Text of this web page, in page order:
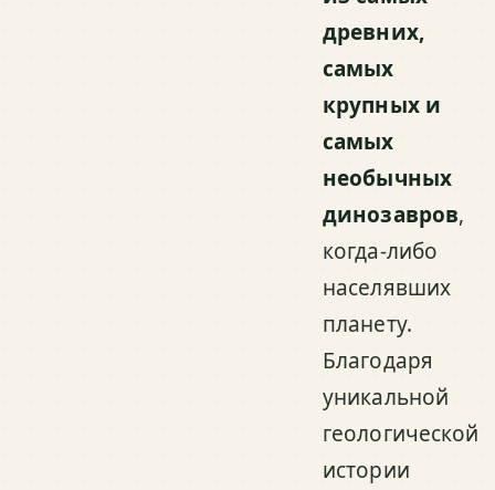
древних,
самых
крупных и
самых
необычных
динозавров,
когда-либо
населявших
планету.
Благодаря
уникальной
геологической
истории